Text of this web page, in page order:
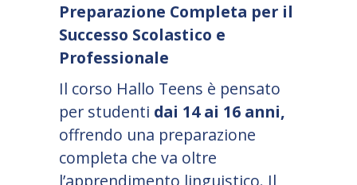
Preparazione Completa per il
Successo Scolastico e
Professionale
Il corso Hallo Teens è pensato
per studenti dai 14 ai 16 anni,
offrendo una preparazione
completa che va oltre